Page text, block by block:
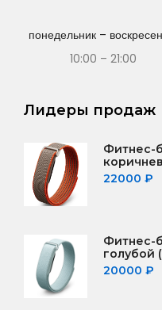
понедельник –
10:00 – 21:00
Лидеры продаж
Фитнес-
22000 ₽
Фитнес-
голубой
20000 ₽